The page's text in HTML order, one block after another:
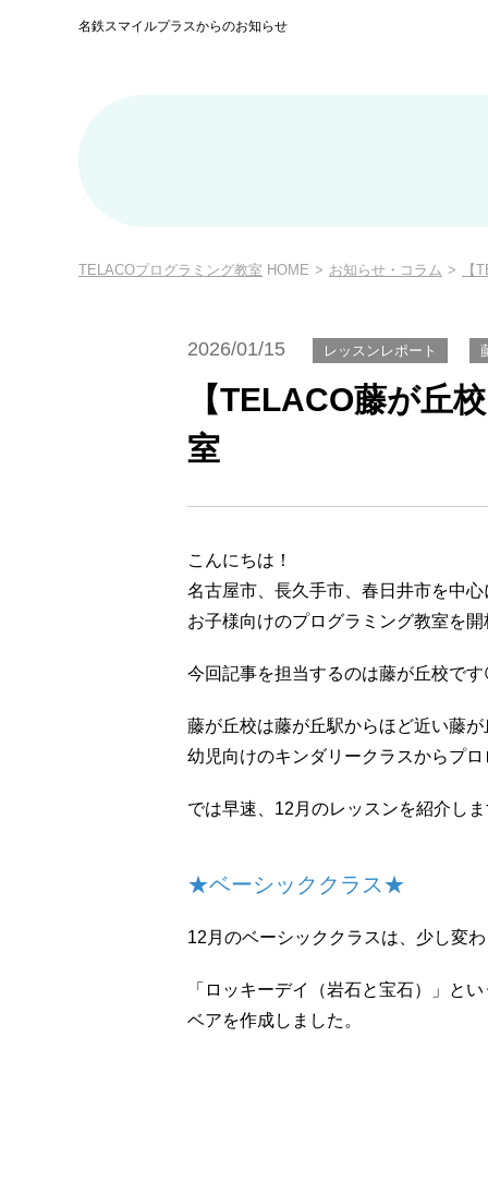
名鉄スマイルプラスからのお知らせ
TELACOプログラミング教室 HOME > お知らせ・コラム > 【
2026/01/15 レッスンレポート
【TELACO藤が丘
室
こんにちは！
名古屋市、長久手市、春日井市を中心
お子様向けのプログラミング教室を開
今回記事を担当するのは藤が丘校です
藤が丘校は藤が丘駅からほど近い藤が
幼児向けのキンダリークラスからプロ
では早速、12月のレッスンを紹介しま
★ベーシッククラス★
12月のベーシッククラスは、少し変
「ロッキーデイ（岩石と宝石）」と
ベアを作成しました。